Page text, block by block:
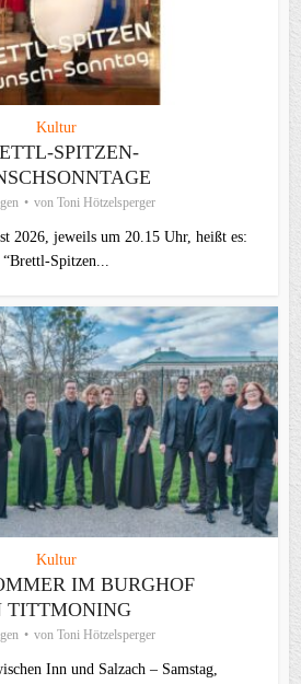
Kultur
SPITZEN-
von Toni Hötzelsperger
2026, jeweils um 20.15 Uhr, heißt es:
“Brettl-Spitzen...
Kultur
IM BURGHOF
TITTMONING
von Toni Hötzelsperger
Inn und Salzach – Samstag,